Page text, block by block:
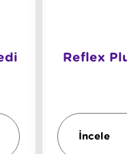
Reflex
İncele